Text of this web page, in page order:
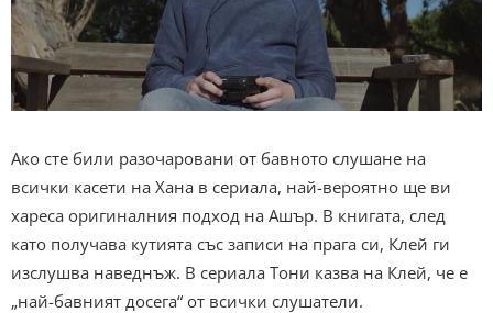
Ако сте били разочаровани от бавното слушане на
всички касети на Хана в сериала, най-вероятно ще ви
хареса оригиналния подход на Ашър. В книгата, след
като получава кутията със записи на прага си, Клей ги
изслушва наведнъж. В сериала Тони казва на Клей, че е
„най-бавният досега“ от всички слушатели.